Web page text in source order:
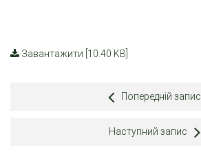
Завантажити [10.40 KB]
Попередній запис
Наступний запис